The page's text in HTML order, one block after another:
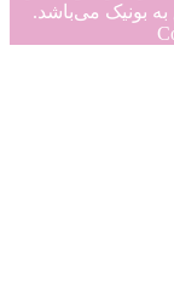
بونیک می‌باشد.